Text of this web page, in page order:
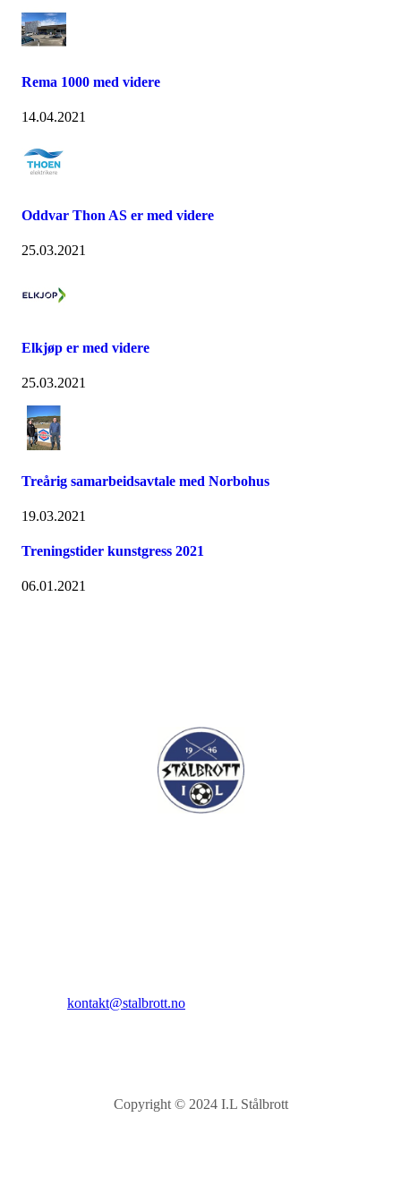
Rema 1000 med videre
14.04.2021
Oddvar Thon AS er med videre
25.03.2021
Elkjøp er med videre
25.03.2021
Treårig samarbeidsavtale med Norbohus
19.03.2021
Treningstider kunstgress 2021
06.01.2021
kontakt@stalbrott.no
Copyright © 2024 I.L Stålbrott